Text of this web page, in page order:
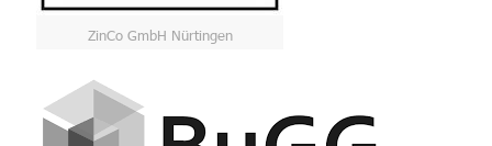
ZinCo GmbH Nürtingen